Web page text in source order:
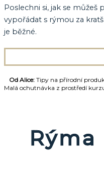
Poslechni si, jak se můžeš
vypořádat s rýmou za
je běžné.
Od Alice: Tipy na přírodní
Malá ochutnávka z prostředí